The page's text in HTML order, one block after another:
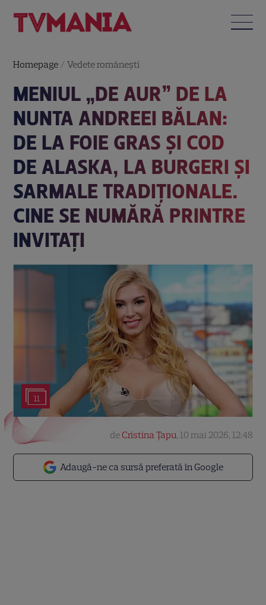
Homepage /Vedete româneşti
MENIUL „DE AUR” DE LA
NUNTA ANDREEI BĂLAN:
DE LA FOIE GRAS ȘI COD
DE ALASKA, LA BURGERI ȘI
SARMALE TRADIȚIONALE.
CINE SE NUMĂRĂ PRINTRE
INVITAȚI
11
Adaugă-ne ca sursă preferată în Google
de Cristina Țapu, 10 mai 2026, 12:48